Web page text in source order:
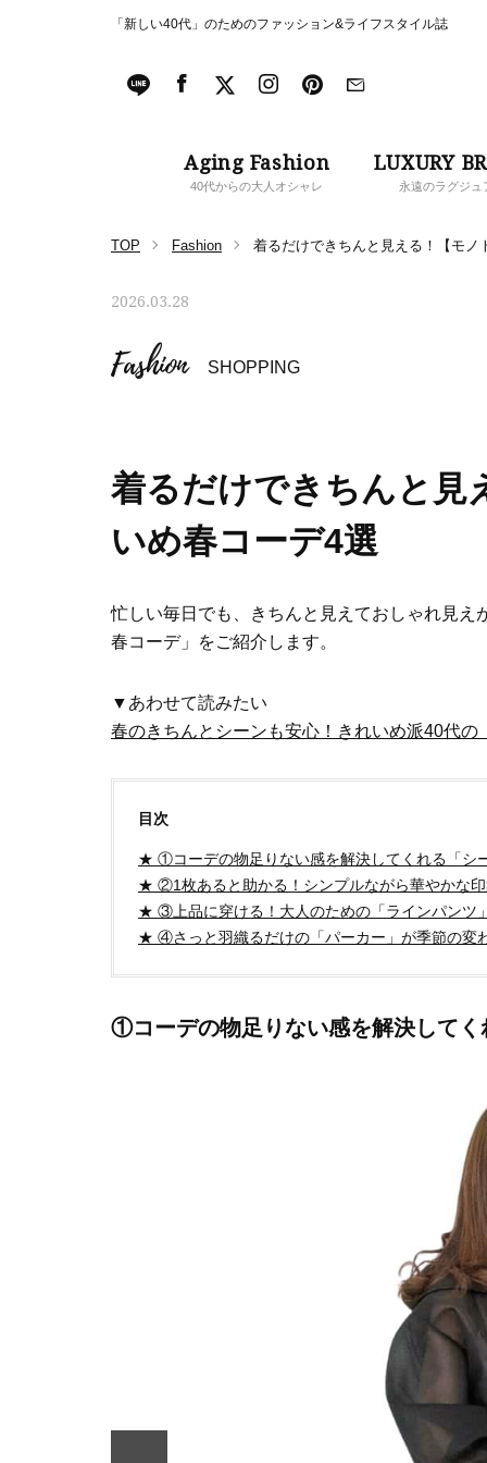
「新しい40代」のためのファッション&ライフスタイル誌
Aging Fashion
40代からの大人オシャレ
LUXURY
永遠のラグジュ
TOP Fashion 着るだけできちんと見える！【モノ
2026.03.28
Fashion SHOPPING
着るだけできちんと見
いめ春コーデ4選
忙しい毎日でも、きちんと見えておしゃれ見
春コーデ」をご紹介します。
▼あわせて読みたい
春のきちんとシーンも安心！きれいめ派40代の
目次
★ ①コーデの物足りない感を解決してくれる「シ
★ ②1枚あると助かる！シンプルながら華やかな
★ ③上品に穿ける！大人のための「ラインパンツ
★ ④さっと羽織るだけの「パーカー」が季節の変
①コーデの物足りない感を解決してく